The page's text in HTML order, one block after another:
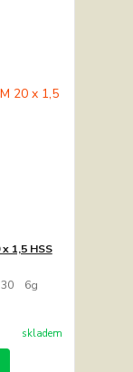
1,5 HSS
30 6g
skladem